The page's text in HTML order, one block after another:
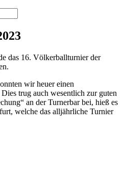
das 16. Völkerballturnier der
wir heuer einen
trug auch wesentlich zur guten
an der Turnerbar bei, hieß es
welche das alljährliche Turnier